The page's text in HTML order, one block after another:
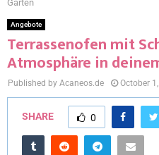
Garten
Angebote
Terrassenofen mit
Atmosphäre in
Published by Acaneos.de October
SHARE 0